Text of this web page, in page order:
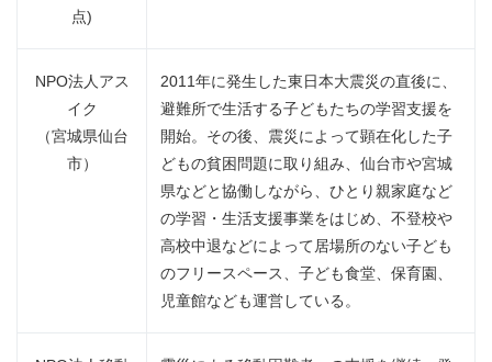
点)
NPO法人アス
イク
（宮城県仙台
市）
2011年に発生した東日本大震災の直後に、
避難所で生活する子どもたちの学習支援を
開始。その後、震災によって顕在化した子
どもの貧困問題に取り組み、仙台市や宮城
県などと協働しながら、ひとり親家庭など
の学習・生活支援事業をはじめ、不登校や
高校中退などによって居場所のない子ども
のフリースペース、子ども食堂、保育園、
児童館なども運営している。